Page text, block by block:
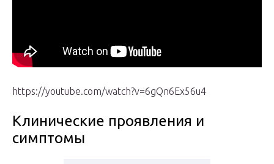
https://youtube.com/watch?v=6gQn6Ex56u4
Клинические проявления и
симптомы